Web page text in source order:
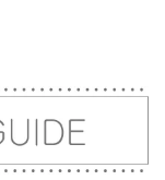
す。木の部分は